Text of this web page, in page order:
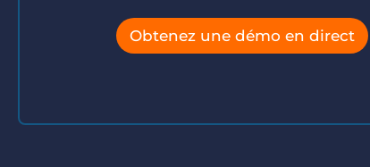
Obtenez une démo en direct